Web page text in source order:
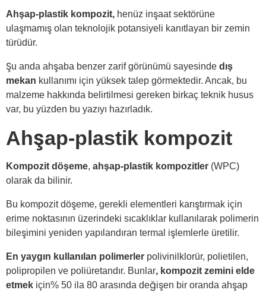
Ahşap-plastik kompozit, henüz inşaat sektörüne
ulaşmamış olan teknolojik potansiyeli kanıtlayan bir zemin
türüdür.
Şu anda ahşaba benzer zarif görünümü sayesinde dış
mekan kullanımı için yüksek talep görmektedir. Ancak, bu
malzeme hakkında belirtilmesi gereken birkaç teknik husus
var, bu yüzden bu yazıyı hazırladık.
Ahşap-plastik kompozit
Kompozit döşeme, ahşap-plastik kompozitler (WPC)
olarak da bilinir.
Bu kompozit döşeme, gerekli elementleri karıştırmak için
erime noktasının üzerindeki sıcaklıklar kullanılarak polimerin
bileşimini yeniden yapılandıran termal işlemlerle üretilir.
En yaygın kullanılan polimerler polivinilklorür, polietilen,
polipropilen ve poliüretandır. Bunlar, kompozit zemini elde
etmek için% 50 ila 80 arasında değişen bir oranda ahşap